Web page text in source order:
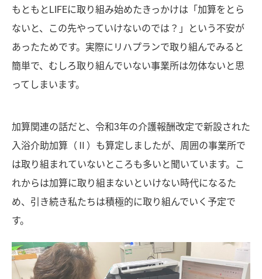
もともとLIFEに取り組み始めたきっかけは「加算をとら
ないと、この先やっていけないのでは？」という不安が
あったためです。実際にリハプランで取り組んでみると
簡単で、むしろ取り組んでいない事業所は勿体ないと思
ってしまいます。
加算関連の話だと、令和3年の介護報酬改定で新設された
入浴介助加算（Ⅱ）も算定しましたが、周囲の事業所で
は取り組まれていないところも多いと聞いています。こ
れからは加算に取り組まないといけない時代になるた
め、引き続き私たちは積極的に取り組んでいく予定で
す。